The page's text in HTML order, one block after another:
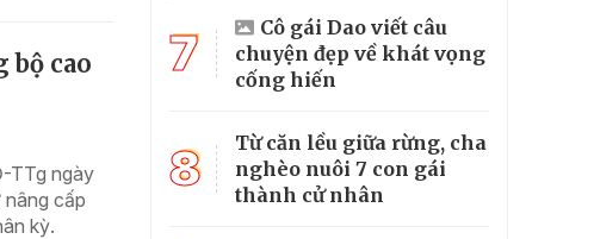
bộ cao
TTg ngày
cấp
kỳ.
7
Cô gái Dao viết câu
chuyện đẹp về khát vọng
cống hiến
8
Từ căn lều giữa rừng, cha
nghèo nuôi 7 con gái
thành cử nhân